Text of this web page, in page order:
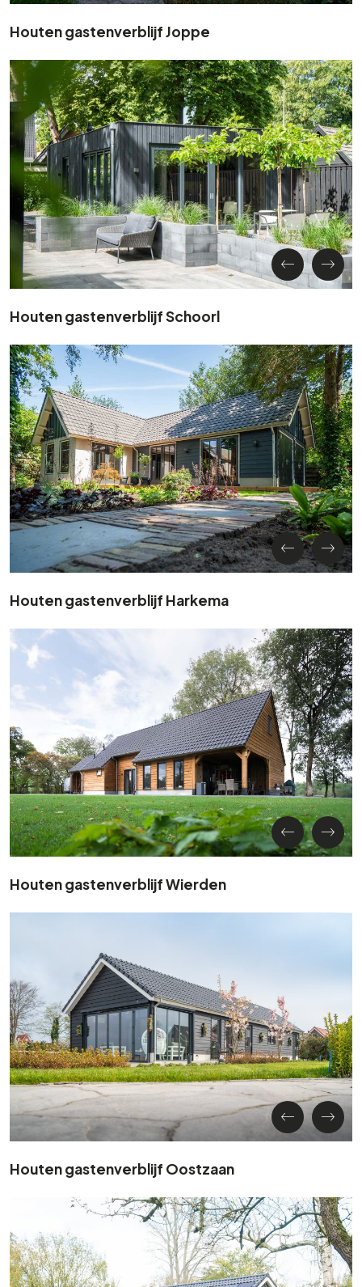
Houten gastenverblijf Joppe
Houten gastenverblijf Schoorl
Houten gastenverblijf Harkema
Houten gastenverblijf Wierden
Houten gastenverblijf Oostzaan